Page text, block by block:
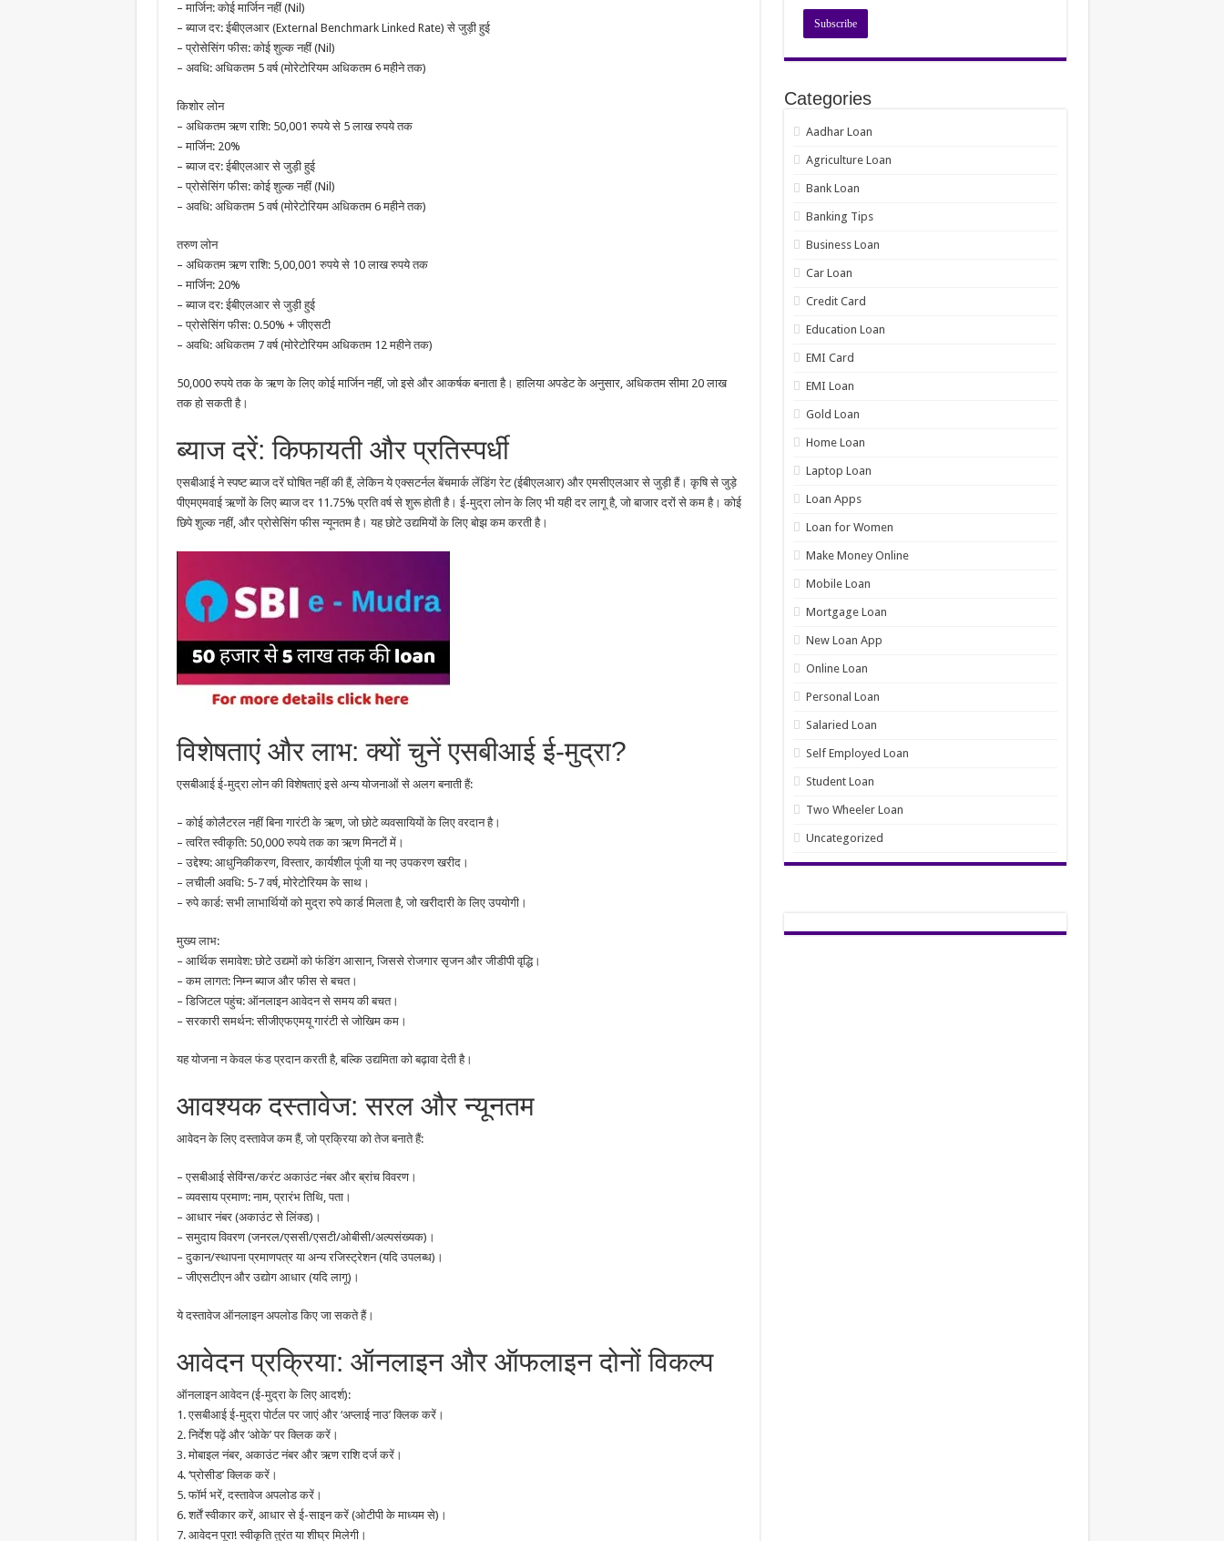
– मार्जिन: कोई मार्जिन नहीं (Nil)
– ब्याज दर: ईबीएलआर (External Benchmark Linked Rate) से जुड़ी हुई
– प्रोसेसिंग फीस: कोई शुल्क नहीं (Nil)
– अवधि: अधिकतम 5 वर्ष (मोरेटोरियम अधिकतम 6 महीने तक)
किशोर लोन
– अधिकतम ऋण राशि: 50,001 रुपये से 5 लाख रुपये तक
– मार्जिन: 20%
– ब्याज दर: ईबीएलआर से जुड़ी हुई
– प्रोसेसिंग फीस: कोई शुल्क नहीं (Nil)
– अवधि: अधिकतम 5 वर्ष (मोरेटोरियम अधिकतम 6 महीने तक)
तरुण लोन
– अधिकतम ऋण राशि: 5,00,001 रुपये से 10 लाख रुपये तक
– मार्जिन: 20%
– ब्याज दर: ईबीएलआर से जुड़ी हुई
– प्रोसेसिंग फीस: 0.50% + जीएसटी
– अवधि: अधिकतम 7 वर्ष (मोरेटोरियम अधिकतम 12 महीने तक)
50,000 रुपये तक के ऋण के लिए कोई मार्जिन नहीं, जो इसे और आकर्षक बनाता है। हालिया अपडेट के अनुसार, अधिकतम सीमा 20 लाख
तक हो सकती है।
ब्याज दरें: किफायती और प्रतिस्पर्धी
एसबीआई ने स्पष्ट ब्याज दरें घोषित नहीं की हैं, लेकिन ये एक्सटर्नल बेंचमार्क लेंडिंग रेट (ईबीएलआर) और एमसीएलआर से जुड़ी हैं। कृषि से जुड़े
पीएमएमवाई ऋणों के लिए ब्याज दर 11.75% प्रति वर्ष से शुरू होती है। ई-मुद्रा लोन के लिए भी यही दर लागू है, जो बाजार दरों से कम है। कोई
छिपे शुल्क नहीं, और प्रोसेसिंग फीस न्यूनतम है। यह छोटे उद्यमियों के लिए बोझ कम करती है।
विशेषताएं और लाभ: क्यों चुनें एसबीआई ई-मुद्रा?
एसबीआई ई-मुद्रा लोन की विशेषताएं इसे अन्य योजनाओं से अलग बनाती हैं:
– कोई कोलैटरल नहीं बिना गारंटी के ऋण, जो छोटे व्यवसायियों के लिए वरदान है।
– त्वरित स्वीकृति: 50,000 रुपये तक का ऋण मिनटों में।
– उद्देश्य: आधुनिकीकरण, विस्तार, कार्यशील पूंजी या नए उपकरण खरीद।
– लचीली अवधि: 5-7 वर्ष, मोरेटोरियम के साथ।
– रुपे कार्ड: सभी लाभार्थियों को मुद्रा रुपे कार्ड मिलता है, जो खरीदारी के लिए उपयोगी।
मुख्य लाभ:
– आर्थिक समावेश: छोटे उद्यमों को फंडिंग आसान, जिससे रोजगार सृजन और जीडीपी वृद्धि।
– कम लागत: निम्न ब्याज और फीस से बचत।
– डिजिटल पहुंच: ऑनलाइन आवेदन से समय की बचत।
– सरकारी समर्थन: सीजीएफएमयू गारंटी से जोखिम कम।
यह योजना न केवल फंड प्रदान करती है, बल्कि उद्यमिता को बढ़ावा देती है।
आवश्यक दस्तावेज: सरल और न्यूनतम
आवेदन के लिए दस्तावेज कम हैं, जो प्रक्रिया को तेज बनाते हैं:
– एसबीआई सेविंग्स/करंट अकाउंट नंबर और ब्रांच विवरण।
– व्यवसाय प्रमाण: नाम, प्रारंभ तिथि, पता।
– आधार नंबर (अकाउंट से लिंक्ड)।
– समुदाय विवरण (जनरल/एससी/एसटी/ओबीसी/अल्पसंख्यक)।
– दुकान/स्थापना प्रमाणपत्र या अन्य रजिस्ट्रेशन (यदि उपलब्ध)।
– जीएसटीएन और उद्योग आधार (यदि लागू)।
ये दस्तावेज ऑनलाइन अपलोड किए जा सकते हैं।
आवेदन प्रक्रिया: ऑनलाइन और ऑफलाइन दोनों विकल्प
ऑनलाइन आवेदन (ई-मुद्रा के लिए आदर्श):
1. एसबीआई ई-मुद्रा पोर्टल पर जाएं और ‘अप्लाई नाउ’ क्लिक करें।
2. निर्देश पढ़ें और ‘ओके’ पर क्लिक करें।
3. मोबाइल नंबर, अकाउंट नंबर और ऋण राशि दर्ज करें।
4. ‘प्रोसीड’ क्लिक करें।
5. फॉर्म भरें, दस्तावेज अपलोड करें।
6. शर्तें स्वीकार करें, आधार से ई-साइन करें (ओटीपी के माध्यम से)।
7. आवेदन पूरा! स्वीकृति तुरंत या शीघ्र मिलेगी।
Categories
Aadhar Loan
Agriculture Loan
Bank Loan
Banking Tips
Business Loan
Car Loan
Credit Card
Education Loan
EMI Card
EMI Loan
Gold Loan
Home Loan
Laptop Loan
Loan Apps
Loan for Women
Make Money Online
Mobile Loan
Mortgage Loan
New Loan App
Online Loan
Personal Loan
Salaried Loan
Self Employed Loan
Student Loan
Two Wheeler Loan
Uncategorized